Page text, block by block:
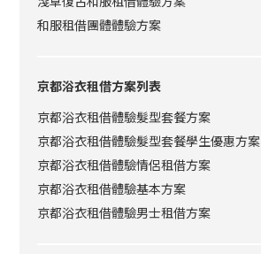
和服租借團體體驗方案
京都浴衣租借方案列表
京都浴衣租借體驗髮型套餐方案
京都浴衣租借體驗髮型套餐學生優惠方案
京都浴衣租借體驗情侶租借方案
京都浴衣租借體驗基本方案
京都浴衣租借體驗男士租借方案